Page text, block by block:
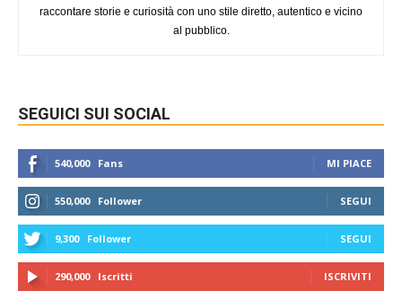
raccontare storie e curiosità con uno stile diretto, autentico e vicino
al pubblico.
SEGUICI SUI SOCIAL
540,000 Fans MI PIACE
550,000 Follower SEGUI
9,300 Follower SEGUI
290,000 Iscritti ISCRIVITI